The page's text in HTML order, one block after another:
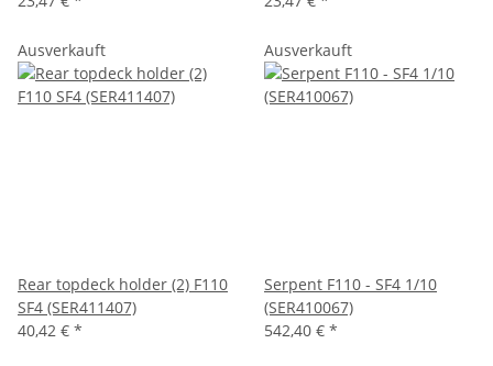
Ausverkauft
Rear topdeck holder (2) F110
SF4 (SER411407)
40,42 € *
Ausverkauft
Serpent F110 - SF4 1/10
(SER410067)
542,40 € *